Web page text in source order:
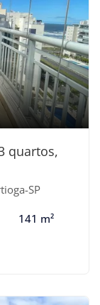
quartos,
SP
141 m²